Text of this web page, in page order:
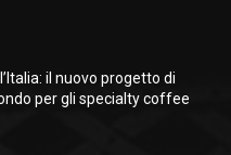
il nuovo progetto di
per gli specialty coffee